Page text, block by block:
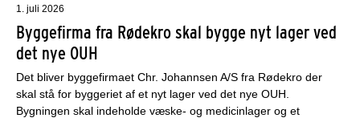
1. juli 2026
Byggefirma fra Rødekro skal bygge nyt lager ved
det nye OUH
Det bliver byggefirmaet Chr. Johannsen A/S fra Rødekro der
skal stå for byggeriet af et nyt lager ved det nye OUH.
Bygningen skal indeholde væske- og medicinlager og et